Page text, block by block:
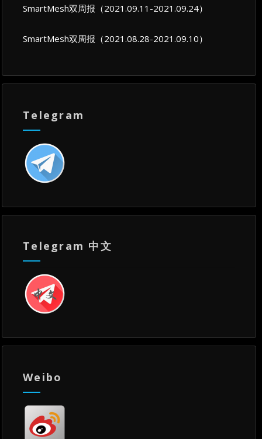
SmartMesh双周报（2021.09.11-2021.09.24）
SmartMesh双周报（2021.08.28-2021.09.10）
Telegram
Telegram 中文
Weibo